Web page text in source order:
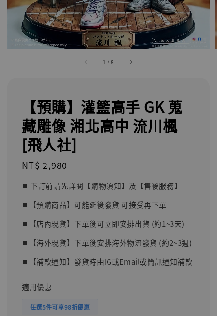
1 /8
【預購】灌籃高手 GK 蒐
藏雕像 湘北高中 流川楓
[飛人社]
Regular
NT$ 2,980
⏹︎ 下訂前請先詳閱【購物須知】及【售後服務】
⏹︎【預購商品】可能延後發貨 可接受再下單
⏹︎【店內現貨】下單後可立即安排出貨 (約1~3天)
⏹︎【海外現貨】下單後安排海外物流發貨 (約2~3週)
⏹︎【補款通知】發貨時由IG或Email或簡訊通知補款
適用優惠
任選5件可享98折優惠